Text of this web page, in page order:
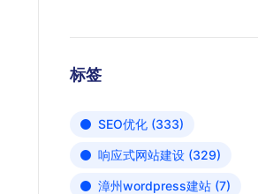
标签
SEO优化 (333)
响应式网站建设 (329)
漳州wordpress建站 (7)